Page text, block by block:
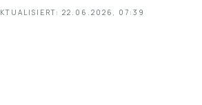
22.06.2026, 07:39